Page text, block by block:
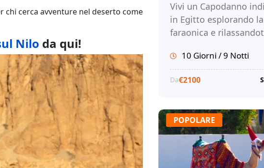
chi cerca avventure nel deserto come
Nilo da qui!
Vivi un Capodanno
in Egitto esplorando
faraonica e
Prenota ora per
viaggio personalizzata!
10 Giorni / 9 Notti
Da€2100
POPOLARE